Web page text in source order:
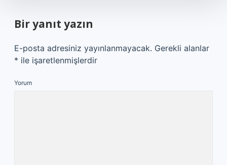
Bir yanıt yazın
E-posta adresiniz yayınlanmayacak. Gerekli alanlar
* ile işaretlenmişlerdir
Yorum